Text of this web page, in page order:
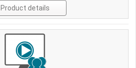
Product details